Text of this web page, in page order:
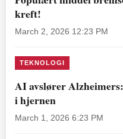
kreft!
March 2, 2026 12:23 PM
TEKNOLOGI
AI avslører
i hjernen
March 1, 2026 6:23 PM